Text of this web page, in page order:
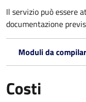
Il servizio può essere
documentazione
Moduli da
Costi